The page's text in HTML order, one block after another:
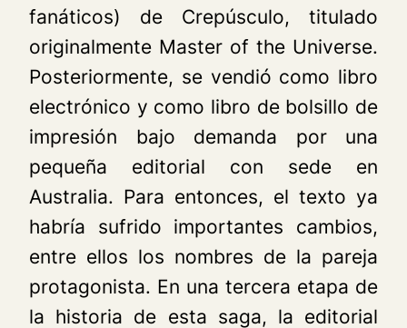
fanáticos) de Crepúsculo, titulado
originalmente Master of the Universe.
Posteriormente, se vendió como libro
electrónico y como libro de bolsillo de
impresión bajo demanda por una
pequeña editorial con sede en
Australia. Para entonces, el texto ya
habría sufrido importantes cambios,
entre ellos los nombres de la pareja
protagonista. En una tercera etapa de
la historia de esta saga, la editorial